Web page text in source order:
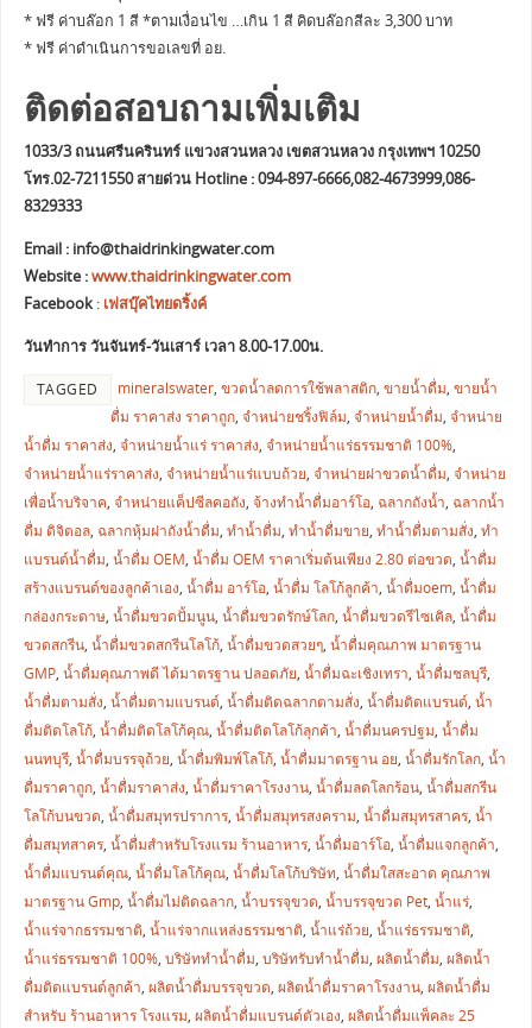
* ฟรี ค่าบล๊อก 1 สี *ตามเงื่อนไข …เกิน 1 สี คิดบล๊อกสีละ 3,300 บาท
* ฟรี ค่าดำเนินการขอเลขที่ อย.
ติดต่อสอบถามเพิ่มเติม
1033/3 ถนนศรีนครินทร์ แขวงสวนหลวง เขตสวนหลวง กรุงเทพฯ 10250
โทร.02-7211550 สายด่วน Hotline : 094-897-6666,082-4673999,086-
8329333
Email : info@thaidrinkingwater.com
Website :www.thaidrinkingwater.com
Facebook: เฟสบุ๊คไทยดริ้งค์
วันทำการ วันจันทร์-วันเสาร์ เวลา 8.00-17.00น.
TAGGED mineralswater, ขวดน้ำลดการใช้พลาสติก, ขายน้ำดื่ม, ขายน้ำ
ดื่ม ราคาส่ง ราคาถูก, จำหน่ายชริ้งฟิล์ม, จำหน่ายน้ำดื่ม, จำหน่าย
น้ำดื่ม ราคาส่ง, จำหน่ายน้ำแร่ ราคาส่ง, จำหน่ายน้ำแร่ธรรมชาติ 100%,
จำหน่ายน้ำแร่ราคาส่ง, จำหน่ายน้ำแร่แบบถ้วย, จำหน่ายฝาขวดน้ำดื่ม, จำหน่าย
เพื่อน้ำบริจาค, จำหน่ายแค็ปซีลคอถัง, จ้างทำน้ำดื่มอาร์โอ, ฉลากถังน้ำ, ฉลากน้ำ
ดื่ม ดิจิตอล, ฉลากหุ้มฝาถังน้ำดื่ม, ทำน้ำดื่ม, ทำน้ำดื่มขาย, ทำน้ำดื่มตามสั่ง, ทำ
แบรนด์น้ำดื่ม, น้ำดื่ม OEM, น้ำดื่ม OEM ราคาเริ่มต้นเพียง 2.80 ต่อขวด, น้ำดื่ม
สร้างแบรนด์ของลูกค้าเอง, น้ำดื่ม อาร์โอ, น้ำดื่ม โลโก้ลูกค้า, น้ำดื่มoem, น้ำดื่ม
กล่องกระดาษ, น้ำดื่มขวดปั้มนูน, น้ำดื่มขวดรักษ์โลก, น้ำดื่มขวดรีไซเคิล, น้ำดื่ม
ขวดสกรีน, น้ำดื่มขวดสกรีนโลโก้, น้ำดื่มขวดสวยๆ, น้ำดื่มคุณภาพ มาตรฐาน
GMP, น้ำดื่มคุณภาพดี ได้มาตรฐาน ปลอดภัย, น้ำดื่มฉะเชิงเทรา, น้ำดื่มชลบุรี,
น้ำดื่มตามสั่ง, น้ำดื่มตามแบรนด์, น้ำดื่มติดฉลากตามสั่ง, น้ำดื่มติดแบรนด์, น้ำ
ดื่มติดโลโก้, น้ำดื่มติดโลโก้คุณ, น้ำดื่มติดโลโก้ลุกค้า, น้ำดื่มนครปฐม, น้ำดื่ม
นนทบุรี, น้ำดื่มบรรจุถ้วย, น้ำดื่มพิมพ์โลโก้, น้ำดื่มมาตรฐาน อย, น้ำดื่มรักโลก, น้ำ
ดื่มราคาถูก, น้ำดื่มราคาส่ง, น้ำดื่มราคาโรงงาน, น้ำดื่มลดโลกร้อน, น้ำดื่มสกรีน
โลโก้บนขวด, น้ำดื่มสมุทรปราการ, น้ำดื่มสมุทรสงคราม, น้ำดื่มสมุทรสาคร, น้ำ
ดื่มสมุทสาคร, น้ำดื่มสำหรับโรงแรม ร้านอาหาร, น้ำดื่มอาร์โอ, น้ำดื่มแจกลูกค้า,
น้ำดื่มแบรนด์คุณ, น้ำดื่มโลโก้คุณ, น้ำดื่มโลโก้บริษัท, น้ำดื่มใสสะอาด คุณภาพ
มาตรฐาน Gmp, น้ำดื่มไม่ติดฉลาก, น้ำบรรจุขวด, น้ำบรรจุขวด Pet, น้ำแร่,
น้ำแร่จากธรรมชาติ, น้ำแร่จากแหล่งธรรมชาติ, น้ำแร่ถ้วย, น้ำแร่ธรรมชาติ,
น้ำแร่ธรรมชาติ 100%, บริษัททำน้ำดื่ม, บริษัทรับทำน้ำดื่ม, ผลิตน้ำดื่ม, ผลิตน้ำ
ดื่มติดแบรนด์ลูกค้า, ผลิตน้ำดื่มบรรจุขวด, ผลิตน้ำดื่มราคาโรงงาน, ผลิตน้ำดื่ม
สำหรับ ร้านอาหาร โรงแรม, ผลิตน้ำดื่มแบรนด์ตัวเอง, ผลิตน้ำดื่มแพ็คละ 25